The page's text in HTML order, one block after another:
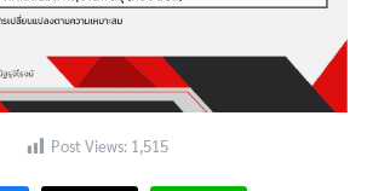
Search
Post Views: 1,515